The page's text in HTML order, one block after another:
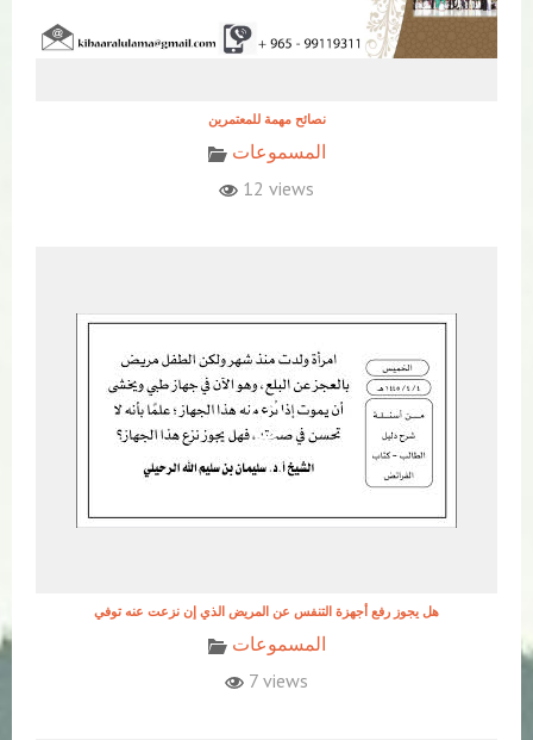
نصائح مهمة للمعتمرين
المسموعات
12 views
هل يجوز رفع أجهزة التنفس عن المريض الذي إن نزعت عنه توفي
المسموعات
7 views